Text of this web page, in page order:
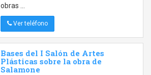
obras …
Ver teléfono
Bases del I Salón de Artes
Plásticas sobre la obra de
Salamone